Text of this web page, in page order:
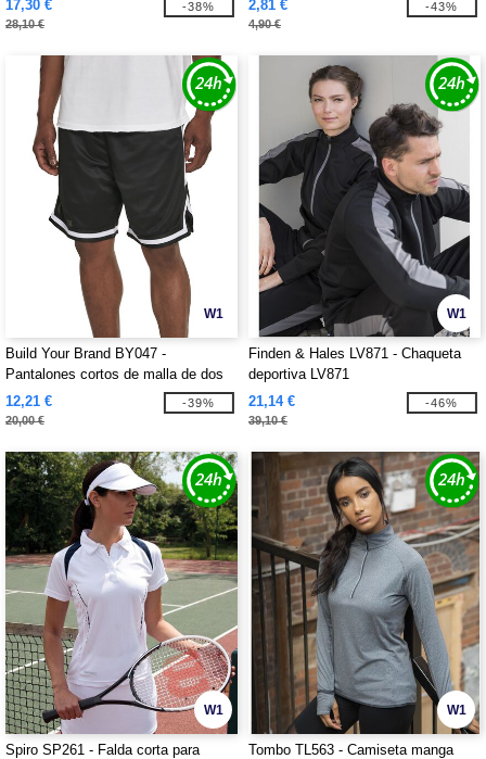
17,30 €
28,10 €
-38% 2,81 €
4,90 €
-43%
W1
Build Your Brand BY047 -
Pantalones cortos de malla de dos
tonos BY047
12,21 €
20,00 €
-39%
W1
Finden & Hales LV871 - Chaqueta
deportiva LV871
21,14 €
39,10 €
-46%
W1
Spiro SP261 - Falda corta para
W1
Tombo TL563 - Camiseta manga